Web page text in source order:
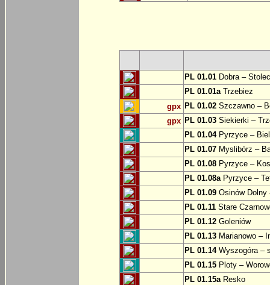
PL 01.01 Dobra –
PL 01.01aTrzebiez
gpx PL 01.02 Szczawno –
gpx PL 01.03 Siekierki –
PL 01.04Pyrzyce –
PL 01.07 Myslibórz –
PL 01.08 Pyrzyce –
PL 01.08aPyrzyce –
PL 01.09 Osinów Dolny
PL 01.11 Stare
PL 01.12 Goleniów
PL 01.13 Marianowo –
PL 01.14Wyszogóra –
PL 01.15 Ploty –
PL 01.15aResko